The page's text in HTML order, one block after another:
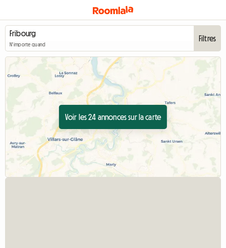
N'importe quand
Filtres
Voir les 24 annonces sur la carte